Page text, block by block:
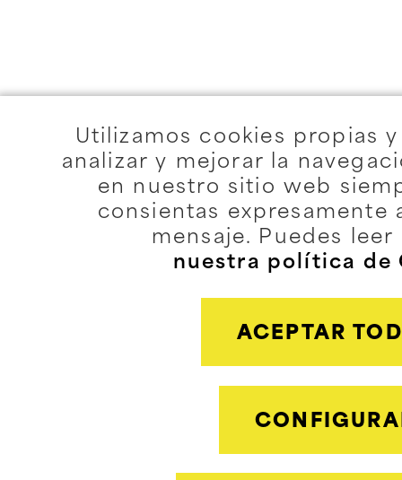
Utilizamos cookies propias
analizar y mejorar la
en nuestro sitio web
consientas expresamente
mensaje. Puedes leer
nuestra política de